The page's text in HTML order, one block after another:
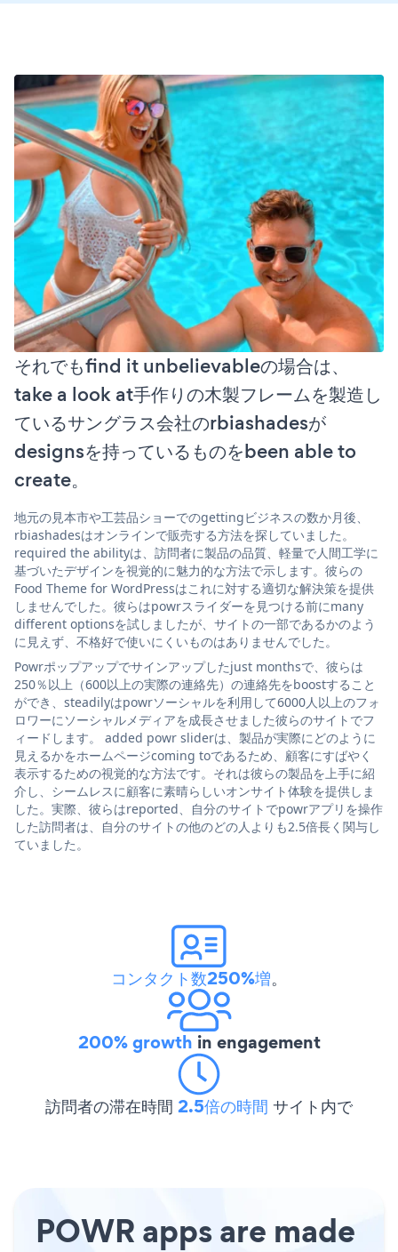
それでもfind it unbelievableの場合は、
take a look at手作りの木製フレームを製造し
ているサングラス会社のrbiashadesが
designsを持っているものをbeen able to
create。
地元の見本市や工芸品ショーでのgettingビジネスの数か月後、
rbiashadesはオンラインで販売する方法を探していました。
required the abilityは、訪問者に製品の品質、軽量で人間工学に
基づいたデザインを視覚的に魅力的な方法で示します。彼らの
Food Theme for WordPressはこれに対する適切な解決策を提供
しませんでした。彼らはpowrスライダーを見つける前にmany
different optionsを試しましたが、サイトの一部であるかのよう
に見えず、不格好で使いにくいものはありませんでした。
Powrポップアップでサインアップしたjust monthsで、彼らは
250％以上（600以上の実際の連絡先）の連絡先をboostすること
ができ、steadilyはpowrソーシャルを利用して6000人以上のフォ
ロワーにソーシャルメディアを成長させました彼らのサイトでフ
ィードします。 added powr sliderは、製品が実際にどのように
見えるかをホームページcoming toであるため、顧客にすばやく
表示するための視覚的な方法です。それは彼らの製品を上手に紹
介し、シームレスに顧客に素晴らしいオンサイト体験を提供しま
した。実際、彼らはreported、自分のサイトでpowrアプリを操作
した訪問者は、自分のサイトの他のどの人よりも2.5倍長く関与し
ていました。
コンタクト数250%増。
200% growth in engagement
訪問者の滞在時間 2.5倍の時間 サイト内で
POWR apps are made